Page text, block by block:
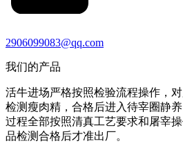
2906099083@qq.com
我们的产品
活牛进场严格按照检验流程操作，
检测瘦肉精，合格后进入待宰圈静
过程全部按照清真工艺要求和屠宰
品检测合格后才准出厂。